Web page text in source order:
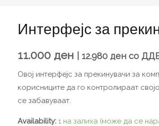
Интерфејс за
11.000 ден 12.980 ден со
Овој интерфејс за прекинувачи за
корисниците да го контролираат
се забавуваат.
Availability: 1 на залиха (може да се
Интерфејс
прекинувачи
2.0)
количина